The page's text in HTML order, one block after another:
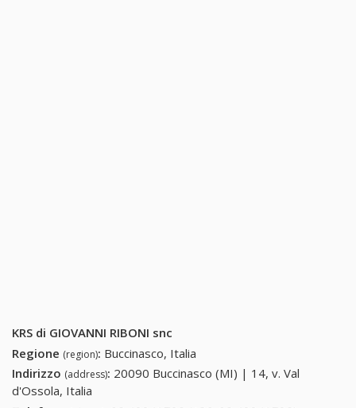
KRS di GIOVANNI RIBONI snc
Regione (region): Buccinasco, Italia
Indirizzo (address): 20090 Buccinasco (MI) | 14, v. Val
d'Ossola, Italia